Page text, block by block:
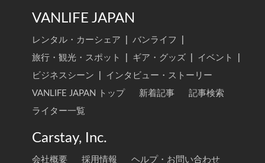
VANLIFE JAPAN
レンタル・カーシェア バンライフ
旅行・観光・スポット
ギア・グッズ イベント
ビジネスシーン
インタビュー・ストーリー
VANLIFE JAPAN トップ
新着記事
記事検索
ライター一覧
Carstay, Inc.
会社概要 採用情報 ヘルプ・お問い合わせ